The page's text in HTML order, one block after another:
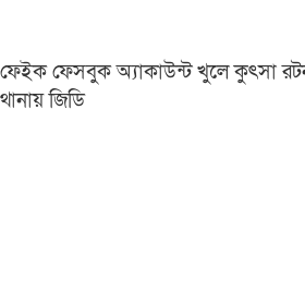
ফেইক ফেসবুক অ্যাকাউন্ট খুলে কুৎসা
থানায় জিডি